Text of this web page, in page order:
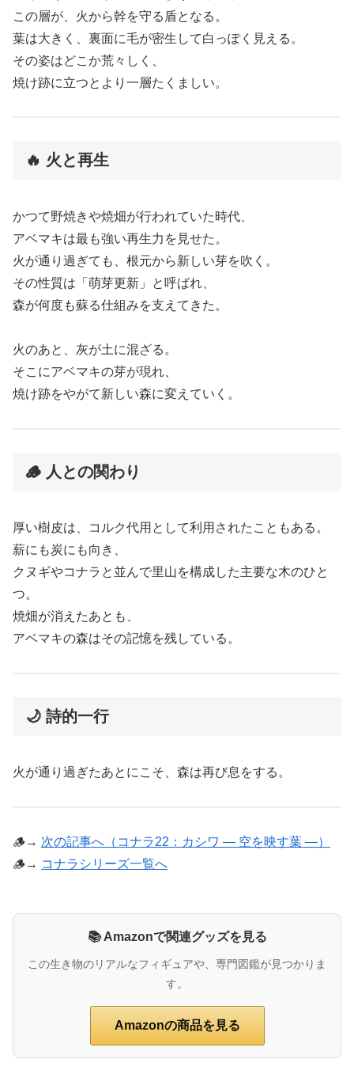
この層が、火から幹を守る盾となる。
葉は大きく、裏面に毛が密生して白っぽく見える。
その姿はどこか荒々しく、
焼け跡に立つとより一層たくましい。
🔥 火と再生
かつて野焼きや焼畑が行われていた時代、
アベマキは最も強い再生力を見せた。
火が通り過ぎても、根元から新しい芽を吹く。
その性質は「萌芽更新」と呼ばれ、
森が何度も蘇る仕組みを支えてきた。
火のあと、灰が土に混ざる。
そこにアベマキの芽が現れ、
焼け跡をやがて新しい森に変えていく。
🪵 人との関わり
厚い樹皮は、コルク代用として利用されたこともある。
薪にも炭にも向き、
クヌギやコナラと並んで里山を構成した主要な木のひと
つ。
焼畑が消えたあとも、
アベマキの森はその記憶を残している。
🌙 詩的一行
火が通り過ぎたあとにこそ、森は再び息をする。
🪵→ 次の記事へ（コナラ22：カシワ ― 空を映す葉 ―）
🪵→ コナラシリーズ一覧へ
📚 Amazonで関連グッズを見る
この生き物のリアルなフィギュアや、専門図鑑が見つかりま
す。
Amazonの商品を見る